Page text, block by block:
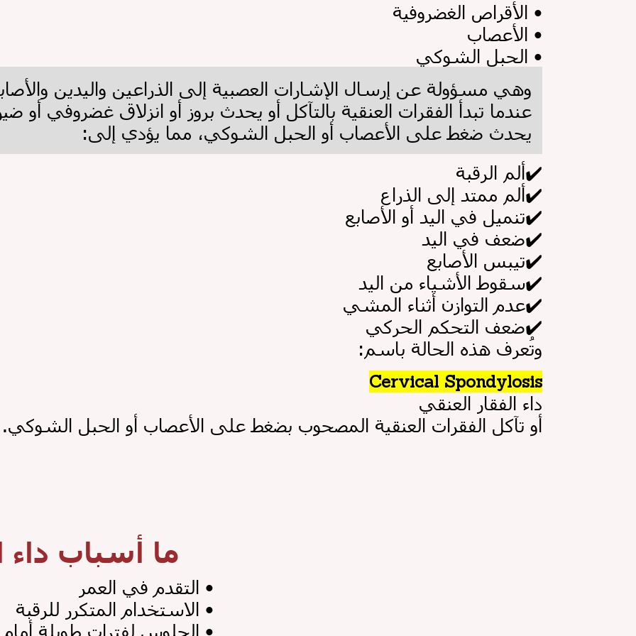
•
•
•
.وهي مسؤولة عن إرسال الإشارات العصبية إلى الذراعين واليدين
عندما تبدأ الفقرات العنقية بالتآكل أو يحدث بروز أو انزلاق غضروفي أو
يحدث ضغط على الأعصاب أو الحبل الشوكي، مما يؤدي إلى:
ألم الرقبة✔️
ألم ممتد إلى الذراع✔️
تنميل في اليد أو الأصابع✔️
ضعف في اليد✔️
تيبس الأصابع✔️
سقوط الأشياء من اليد✔️
عدم التوازن أثناء المشي✔️
ضعف التحكم الحركي✔️
:وتُعرف هذه الحالة باسم
Cervical Spondylosis
داء الفقار العنقي
.أو تآكل الفقرات العنقية المصحوب بضغط على الأعصاب أو الحبل الشوكي
ما أسباب داء
•
•
•